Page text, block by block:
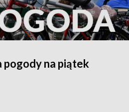
pogody na piątek